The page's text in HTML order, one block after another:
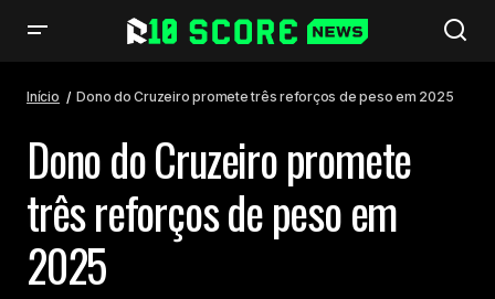
Início Dono do Cruzeiro promete três reforços de peso em 2025
Dono do Cruzeiro promete
três reforços de peso em
2025